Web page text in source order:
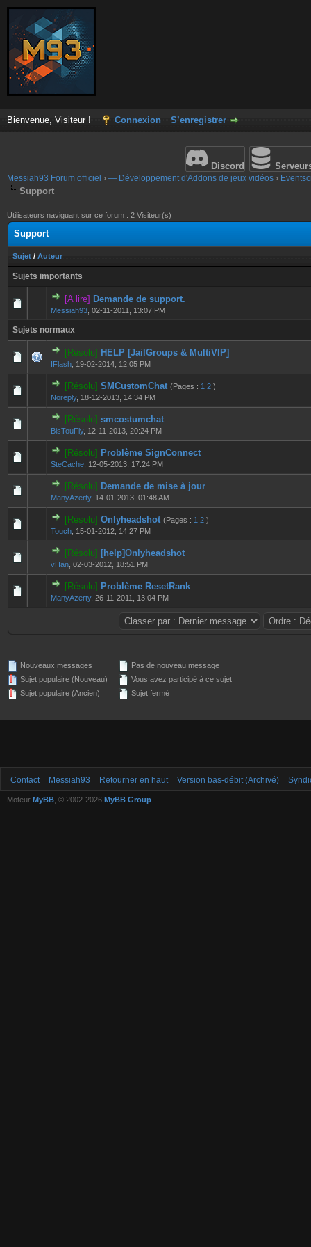
Bienvenue, Visiteur ! Connexion S’enregistrer
Discord
Messiah93 Forum officiel › — Développement d'Addons de jeux vidéos ›
Support
Utilisateurs naviguant sur ce forum : 2 Visiteur(s)
Support
Sujet / Auteur
Sujets importants
[A lire] Demande de support.
Messiah93 02-11-2011, 13:07 PM
0 Votes - 0 sur 5 en moyenne
12345
Sujets normaux
[Résolu] HELP [JailGroups & MultiVIP]
IFlash 19-02-2014, 12:05 PM
0 Votes - 0 sur 5 en moyenne
12345
[Résolu] SMCustomChat (Pages : 1 2 )
Noreply, 18-12-2013, 14:34 PM
0 Votes - 0 sur 5 en moyenne
1234 5
[Résolu] smcostumchat
BisTouFly, 12-11-2013, 20:24 PM
0 Votes - 0 sur 5 en moyenne
123
[Résolu] Problème SignConnect
SteCache 12-05-2013, 17:24 PM
0 Votes - 0 sur 5 en moyenne
12345
[Résolu] Demande de mise à jour
ManyAzerty, 14-01-2013, 01:48 AM
0 Votes - 0 sur 5 en moyenne
12345
[Résolu] Onlyheadshot (Pages : 1 2 )
Touch 15-01-2012, 14:27 PM
0 Votes - 0 sur 5 en moyenne
12345
[Résolu] [help]Onlyheadshot
vHan 02-03-2012, 18:51 PM
0 Votes - 0 sur 5 en moyenne
12345
[Résolu] Problème ResetRank
ManyAzerty, 26-11-2011, 13:04 PM
0 Votes - 0 sur 5 en moyenne
12345
Nouveaux messages
Sujet populaire (Nouveau)
Sujet populaire (Ancien)
Pas de nouveau message
Vous avez participé à ce sujet
Sujet fermé
Contact Messiah93 Retourner en haut Version bas-débit (Archivé)
Moteur MyBB , © 2002-2026 MyBB Group